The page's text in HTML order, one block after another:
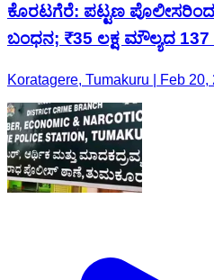
ಕೊರಟಗೆರೆ: ಪಟ್ಟಣ ಪೊಲೀಸರಿಂದ
ಬಂಧನ; ₹35 ಲಕ್ಷ ಮೌಲ್ಯದ
Koratagere, Tumakuru | Feb 20,